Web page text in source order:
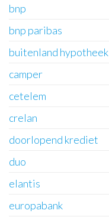
bnp
bnp paribas
buitenland hypotheek
camper
cetelem
crelan
doorlopend krediet
duo
elantis
europabank